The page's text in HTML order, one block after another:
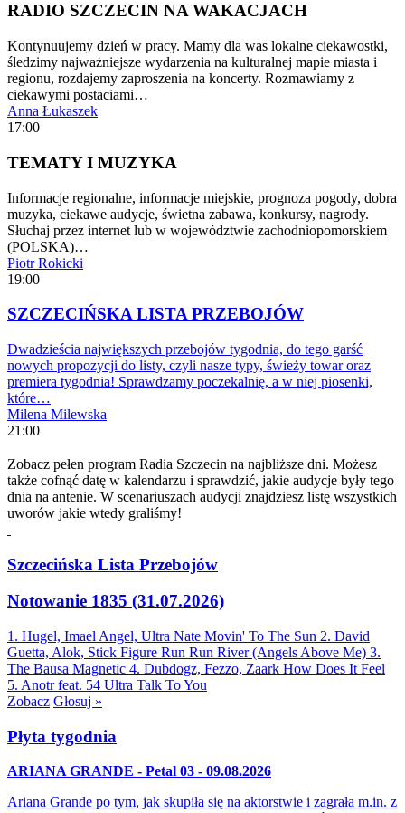
RADIO SZCZECIN NA WAKACJACH
Kontynuujemy dzień w pracy. Mamy dla was lokalne ciekawostki,
śledzimy najważniejsze wydarzenia na kulturalnej mapie miasta i
regionu, rozdajemy zaproszenia na koncerty. Rozmawiamy z
ciekawymi postaciami…
Anna Łukaszek
17:00
TEMATY I MUZYKA
Informacje regionalne, informacje miejskie, prognoza pogody, dobra
muzyka, ciekawe audycje, świetna zabawa, konkursy, nagrody.
Słuchaj przez internet lub w województwie zachodniopomorskiem
(POLSKA)…
Piotr Rokicki
19:00
SZCZECIŃSKA LISTA PRZEBOJÓW
Dwadzieścia największych przebojów tygodnia, do tego garść
nowych propozycji do listy, czyli nasze typy, świeży towar oraz
premiera tygodnia! Sprawdzamy poczekalnię, a w niej piosenki,
które…
Milena Milewska
21:00
Zobacz pełen program Radia Szczecin na najbliższe dni. Możesz
także cofnąć datę w kalendarzu i sprawdzić, jakie audycje były tego
dnia na antenie. W scenariuszach audycji znajdziesz listę wszystkich
uworów jakie wtedy graliśmy!
Szczecińska Lista Przebojów
Notowanie 1835 (31.07.2026)
1. Hugel, Imael Angel, Ultra Nate Movin' To The Sun 2. David
Guetta, Alok, Stick Figure Run Run River (Angels Above Me) 3.
The Bausa Magnetic 4. Dubdogz, Fezzo, Zaark How Does It Feel
5. Anotr feat. 54 Ultra Talk To You
Zobacz Głosuj »
Płyta tygodnia
ARIANA GRANDE - Petal 03 - 09.08.2026
Ariana Grande po tym, jak skupiła się na aktorstwie i zagrała m.in. z